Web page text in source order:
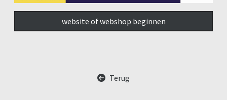
website of webshop beginnen
Terug